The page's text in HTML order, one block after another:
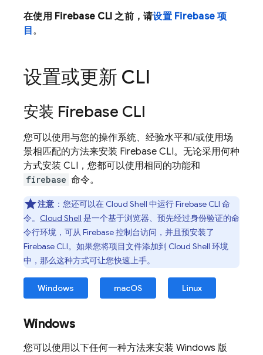
在使用 Firebase CLI 之前，请设置 Firebase 项
目 。
设置或更新 CLI
安装 Firebase CLI
您可以使用与您的操作系统、经验水平和/或使用场
景相匹配的方法来安装 Firebase CLI。无论采用何种
方式安装 CLI，您都可以使用相同的功能和
firebase 命令。
注意 ：您还可以在 Cloud Shell 中运行FirebaseCLI 命
令。 Cloud Shell 是一个基于浏览器、预先经过身份验证的命
令行环境，可从 Firebase控制台访问，并且预安装了
Firebase CLI。如果您将项目文件添加到 Cloud Shell 环境
中，那么这种方式可让您快速上手。
Windows macOS Linux
Windows
您可以使用以下任何一种方法来安装 Windows 版